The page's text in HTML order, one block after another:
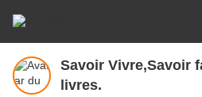
Savoir Vivre,Savoir
livres.